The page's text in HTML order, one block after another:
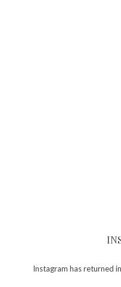
Instagram has returned